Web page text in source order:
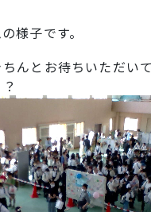
様子です。
んとお待ちいただい